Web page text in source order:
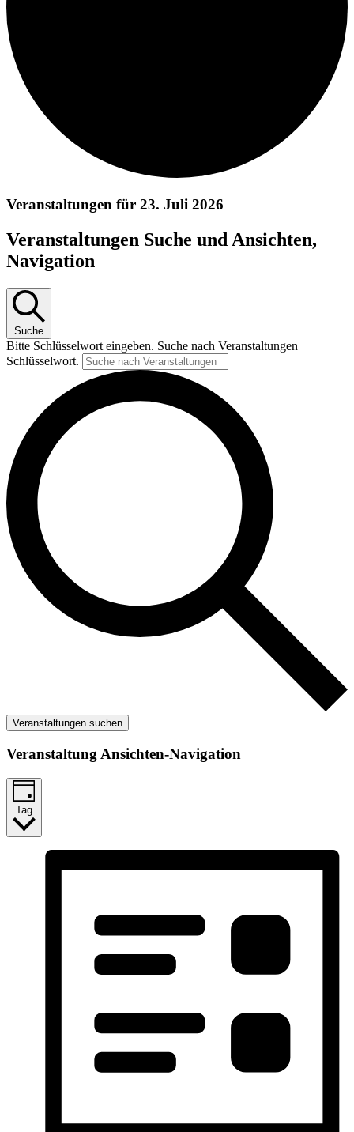
Veranstaltungen für 23. Juli 2026
Veranstaltungen Suche und Ansichten,
Navigation
Suche
Bitte Schlüsselwort eingeben. Suche nach Veranstaltungen
Schlüsselwort.
Veranstaltungen suchen
Veranstaltung Ansichten-Navigation
Tag